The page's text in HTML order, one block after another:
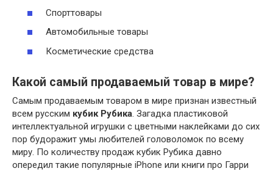
Спорттовары
Автомобильные товары
Косметические средства
Какой самый продаваемый товар в мире?
Самым продаваемым товаром в мире признан известный
всем русским кубик Рубика. Загадка пластиковой
интеллектуальной игрушки с цветными наклейками до сих
пор будоражит умы любителей головоломок по всему
миру. По количеству продаж кубик Рубика давно
опередил такие популярные iPhone или книги про Гарри